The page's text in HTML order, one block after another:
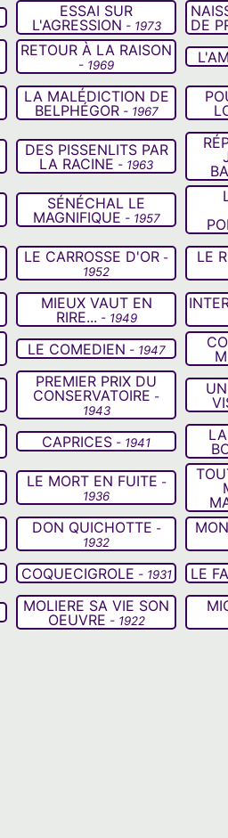
ESSAI SUR
L'AGRESSION - 1973
DE
RETOUR À LA RAISON
- 1969
LA MALÉDICTION DE
BELPHÉGOR- 1967
DES PISSENLITS PAR
LA RACINE - 1963
SÉNÉCHAL LE
MAGNIFIQUE - 1957
LE CARROSSE D'OR -
1952
LE
MIEUX VAUT EN
RIRE... - 1949
LE COMEDIEN - 1947
PREMIER PRIX DU
CONSERVATOIRE -
1943
CAPRICES - 1941
LE MORT EN FUITE -
1936
DON QUICHOTTE -
1932
COQUECIGROLE - 1931 LE
MOLIERE SA VIE SON
OEUVRE - 1922